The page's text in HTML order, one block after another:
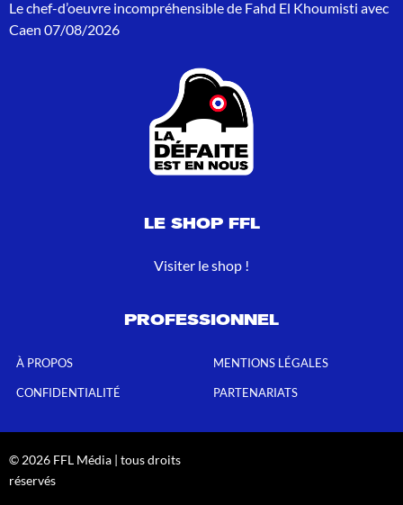
:
Le chef-d’oeuvre incompréhensible de Fahd El Khoumisti avec
Caen 07/08/2026
LE SHOP FFL
Visiter le shop !
PROFESSIONNEL
À PROPOS
CONFIDENTIALITÉ
MENTIONS LÉGALES
PARTENARIATS
© 2026 FFL Média | tous droits
réservés